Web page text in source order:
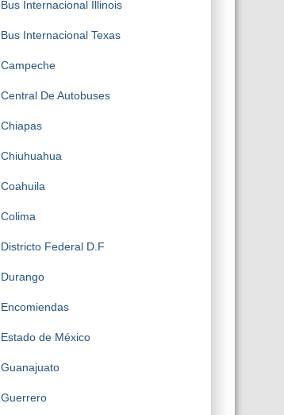
Bus Internacional Illinois
Bus Internacional Texas
Campeche
Central De Autobuses
Chiapas
Chiuhuahua
Coahuila
Colima
Districto Federal D.F
Durango
Encomiendas
Estado de México
Guanajuato
Guerrero